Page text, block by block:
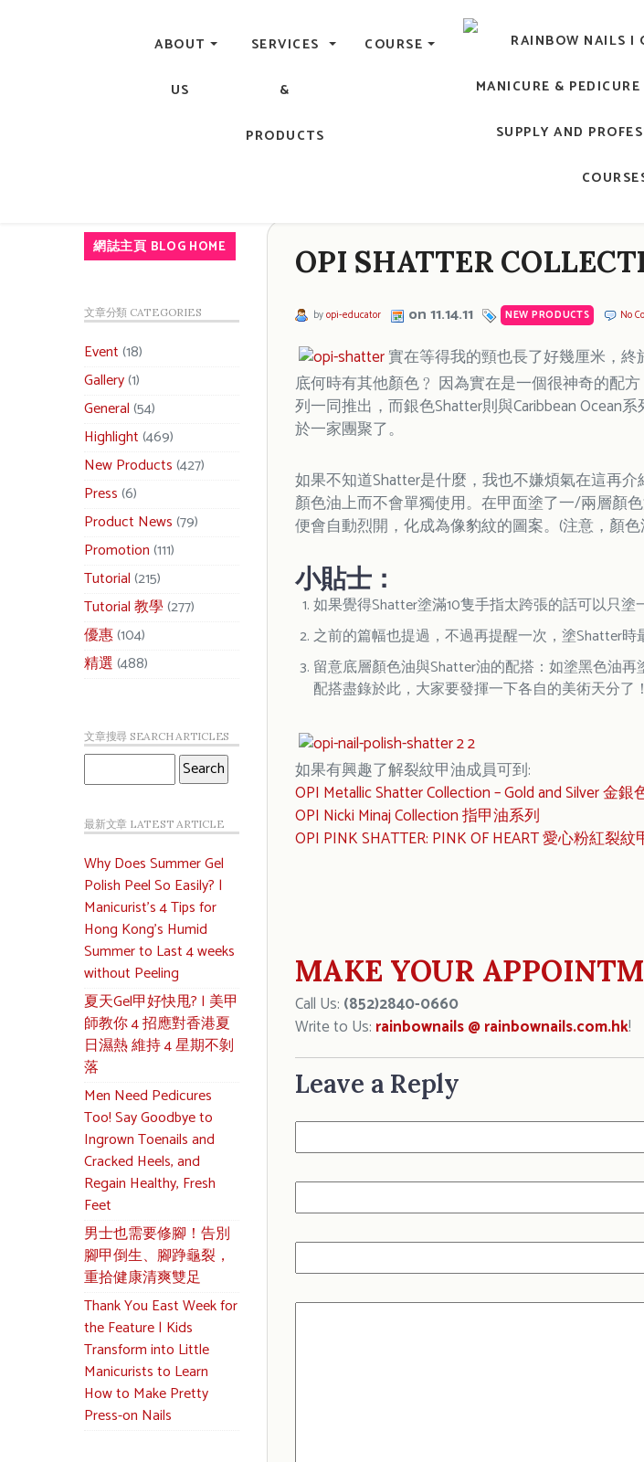
Central, Hong Kong - Manicure, Pedicure, Gel Nails, Acrylic Nail, Men's Manicure, Nail Biter, Nail
ABOUT
US
SERVICES
&
PRODUCTS
COURSE
RAINBOW
An OPI Educator's
網誌主頁 BLOG HOME
文章分類 CATEGORIES
Event(18)
Gallery(1)
General(54)
Highlight(469)
New Products(427)
Press(6)
Product News(79)
Promotion(111)
Tutorial(215)
Tutorial 教學(277)
優惠(104)
精選(488)
文章搜尋 SEARCH ARTICLES
最新文章 LATEST ARTICLE
Why Does Summer Gel
Polish Peel So Easily? |
Manicurist’s 4 Tips for
Hong Kong’s Humid
Summer to Last 4 weeks
without Peeling
夏天Gel甲好快甩? | 美甲
師教你 4 招應對香港夏
日濕熱 維持 4 星期不剝
落
Men Need Pedicures
Too! Say Goodbye to
Ingrown Toenails and
Cracked Heels, and
Regain Healthy, Fresh
Feet
男士也需要修腳！告別
腳甲倒生、腳踭龜裂，
重拾健康清爽雙足
Thank You East Week for
the Feature | Kids
Transform into Little
Manicurists to Learn
How to Make Pretty
Press-on Nails
OPI SHATTER
byopi-educator on 11.14.11 NEW PRODUCTS No
實在等得我的頸也長了好幾厘米，
底何時有其他顏色﹖ 因為實在是一個很神奇的配
列一同推出，而銀色Shatter則與Caribbean Ocean
於一家團聚了。
如果不知道Shatter是什麼，我也不嫌煩氣在這再
顏色油上而不會單獨使用。在甲面塗了一/兩層顏
便會自動烈開，化成為像豹紋的圖案。(注意，顏
小貼士：
如果覺得Shatter塗滿10隻手指太跨張的話可以只
之前的篇幅也提過，不過再提醒一次，塗Shatter時
留意底層顏色油與Shatter油的配搭：如塗黑色油
配搭盡錄於此，大家要發揮一下各自的美術天分了
如果有興趣了解裂紋甲油成員可到:
OPI Metallic Shatter Collection – Gold and Silver 金
OPI Nicki Minaj Collection 指甲油系列
OPI PINK SHATTER: PINK OF HEART 愛心粉紅裂紋
MAKE YOUR
Call Us: (852)2840-0660
Write to Us: rainbownails @ rainbownails.com.hk!
Leave a Reply